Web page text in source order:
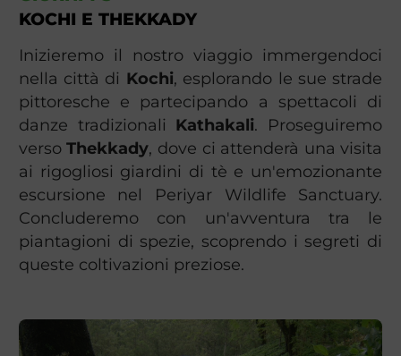
KOCHI E THEKKADY
Inizieremo il nostro viaggio immergendoci
nella città di Kochi, esplorando le sue strade
pittoresche e partecipando a spettacoli di
danze tradizionali Kathakali. Proseguiremo
versoThekkady, dove ci attenderà una visita
ai rigogliosi giardini di tè e un'emozionante
escursione nel Periyar Wildlife Sanctuary.
Concluderemo con un'avventura tra le
piantagioni di spezie, scoprendo i segreti di
queste coltivazioni preziose.